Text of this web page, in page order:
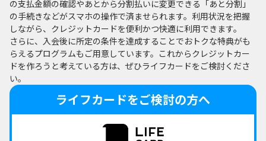
の支払金額の確認やあとから分割払いに変更できる「あと分割」
の手続きなどがスマホの操作で済ませられます。利用状況を把握
しながら、クレジットカードを便利かつ快適に利用できます。
さらに、入会後に所定の条件を達成することでおトクな特典がも
らえるプログラムもご用意しています。これからクレジットカー
ドを作ろうと考えている方は、ぜひライフカードをご検討くださ
い。
ライフカードをご検討の方へ